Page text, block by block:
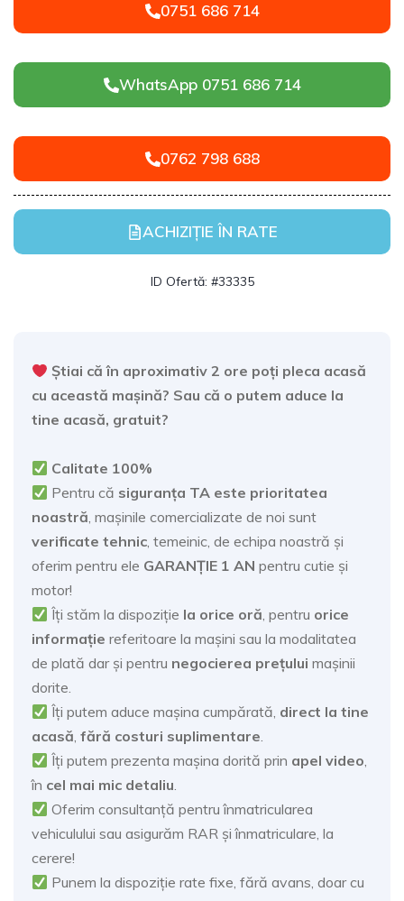
0751 686 714
WhatsApp 0751 686 714
0762 798 688
ACHIZIȚIE ÎN RATE
ID Ofertă: #33335
Știai că în aproximativ 2 ore poți pleca acasă
cu această mașină? Sau că o putem aduce la
tine acasă, gratuit?
Calitate 100%
Pentru că siguranța TA este prioritatea
noastră, mașinile comercializate de noi sunt
verificate tehnic, temeinic, de echipa noastră și
oferim pentru ele GARANȚIE 1 AN pentru cutie și
motor!
Îți stăm la dispoziție la orice oră, pentru orice
informație referitoare la mașini sau la modalitatea
de plată dar și pentru negocierea prețului mașinii
dorite.
Îți putem aduce mașina cumpărată, direct la tine
acasă, fără costuri suplimentare.
Îți putem prezenta mașina dorită prin apel video,
în cel mai mic detaliu.
Oferim consultanță pentru înmatricularea
vehiculului sau asigurăm RAR și înmatriculare, la
cerere!
Punem la dispoziție rate fixe, fără avans, doar cu